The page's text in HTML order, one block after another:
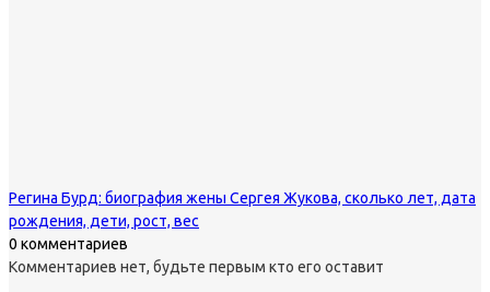
Регина Бурд: биография жены Сергея Жукова, сколько лет, дата
рождения, дети, рост, вес
0 комментариев
Комментариев нет, будьте первым кто его оставит